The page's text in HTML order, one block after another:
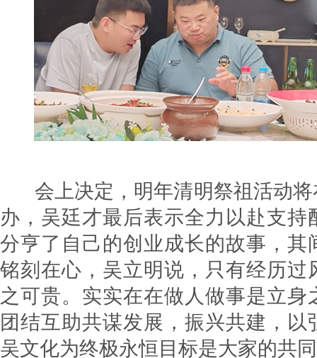
会上决定，明年清明祭祖活动将
办，吴廷才最后表示全力以赴支持
分亨了自己的创业成长的故事，其
铭刻在心，吴立明说，只有经历过
之可贵。实实在在做人做事是立身
团结互助共谋发展，振兴共建，以
吴文化为终极永恒目标是大家的共